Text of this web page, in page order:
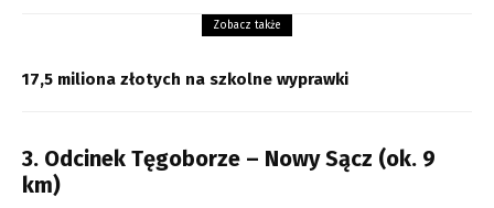
Zobacz także
17,5 miliona złotych na szkolne wyprawki
3. Odcinek Tęgoborze – Nowy Sącz (ok. 9
km)